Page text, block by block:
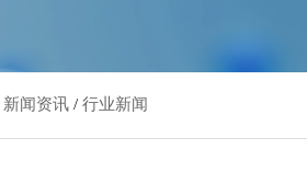
新闻资讯 / 行业新闻